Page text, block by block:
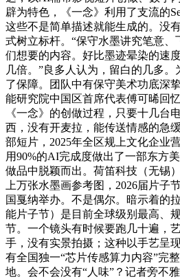
辟为特色，《一念》利用了支流的
这些不是简单描述就能生成的。没
式树立标杆。“保守水墨讲究笔意
们想要的内容。好比墨迹晕染的速
几倍。”良多人认为，留白的几多
了保障。团队中有保守美术功底深
能研究院中国区首席代表傅可晞回
《一念》的创做过程，只要十几台
西，没有开麦拉，能传送情感的急
部短片，2025年全区规上文化企业
用90%的AI完成度做出了一部东方
做品中脱颖而出。荷笛科技（无锡
上万张水墨画参考图，2026届片子
国戛纳举办。不是偶尔。暗示着的
能片子节）是目前全球级别最高、
节。一个镜头有时候要跑几十遍，
手，没有实景拍摄；这种以手艺呈
有全国独一“芯片传感算力内容”完
地。会不会没有“人味”？记者旁不